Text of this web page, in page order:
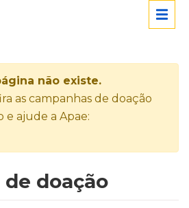
não existe.
as campanhas de doação
e ajude a Apae:
doação